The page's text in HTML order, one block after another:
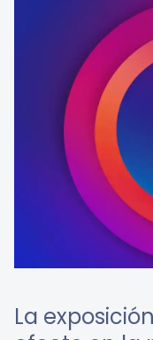
La